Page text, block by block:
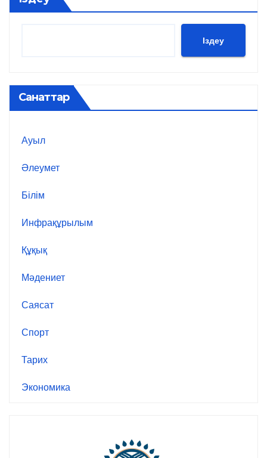
Іздеу
Санаттар
Ауыл
Әлеумет
Білім
Инфрақұрылым
Құқық
Мәдениет
Саясат
Спорт
Тарих
Экономика